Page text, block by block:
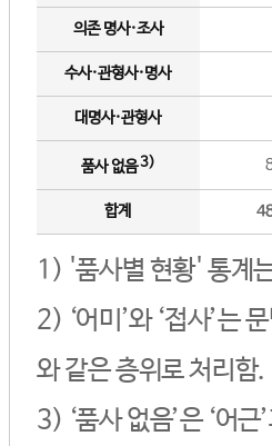
의존 명사·조사
수사·관형사·명사
대명사·관형사
품사 없음3)
합계
1) '품사별 현황' 통계
2) ‘어미’와 ‘접사’는
와 같은 층위로 처리함.
3) ‘품사 없음’은 ‘어